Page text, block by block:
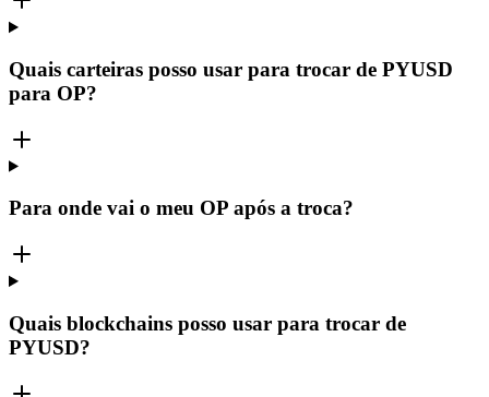
Quais carteiras posso usar para trocar de PYUSD
para OP?
Para onde vai o meu OP após a troca?
Quais blockchains posso usar para trocar de
PYUSD?